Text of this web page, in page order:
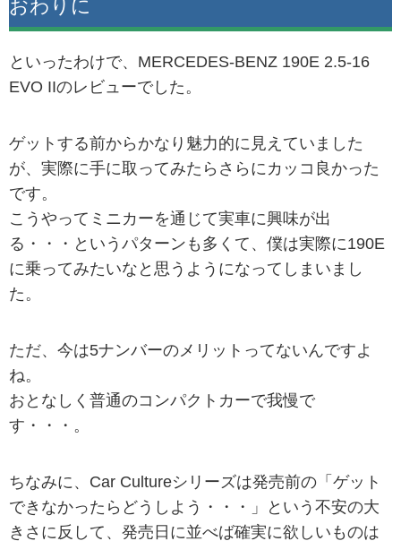
おわりに
といったわけで、MERCEDES-BENZ 190E 2.5-16
EVO IIのレビューでした。
ゲットする前からかなり魅力的に見えていました
が、実際に手に取ってみたらさらにカッコ良かった
です。
こうやってミニカーを通じて実車に興味が出
る・・・というパターンも多くて、僕は実際に190E
に乗ってみたいなと思うようになってしまいまし
た。
ただ、今は5ナンバーのメリットってないんですよ
ね。
おとなしく普通のコンパクトカーで我慢で
す・・・。
ちなみに、Car Cultureシリーズは発売前の「ゲット
できなかったらどうしよう・・・」という不安の大
きさに反して、発売日に並べば確実に欲しいものは